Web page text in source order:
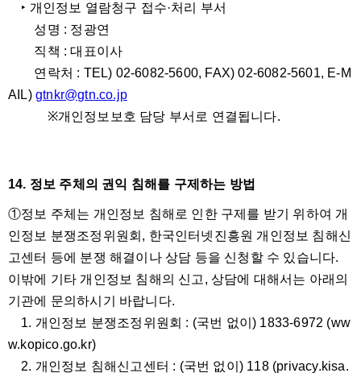
‣ 개인정보 열람청구 접수·처리 부서
성명 : 정광연
직책 : 대표이사
연락처 : TEL) 02-6082-5600, FAX) 02-6082-5601, E-M
AIL) gtnkr@gtn.co.jp
※개인정보보호 담당 부서로 연결됩니다.
14. 정보 주체의 권익 침해를 구제하는 방법
①정보 주체는 개인정보 침해로 인한 구제를 받기 위하여 개
인정보 분쟁조정위원회, 한국인터넷진흥원 개인정보 침해신
고센터 등에 분쟁 해결이나 상담 등을 신청할 수 있습니다.
이밖에 기타 개인정보 침해의 신고, 상담에 대해서는 아래의
기관에 문의하시기 바랍니다.
1. 개인정보 분쟁조정위원회 : (국번 없이) 1833-6972 (ww
w.kopico.go.kr)
2. 개인정보 침해신고센터 : (국번 없이) 118 (privacy.kisa.